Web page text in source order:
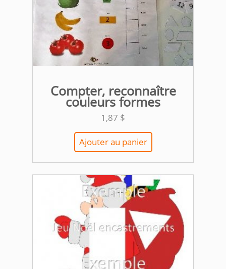
Compter, reconnaître
couleurs formes
1,87 $
Ajouter au panier